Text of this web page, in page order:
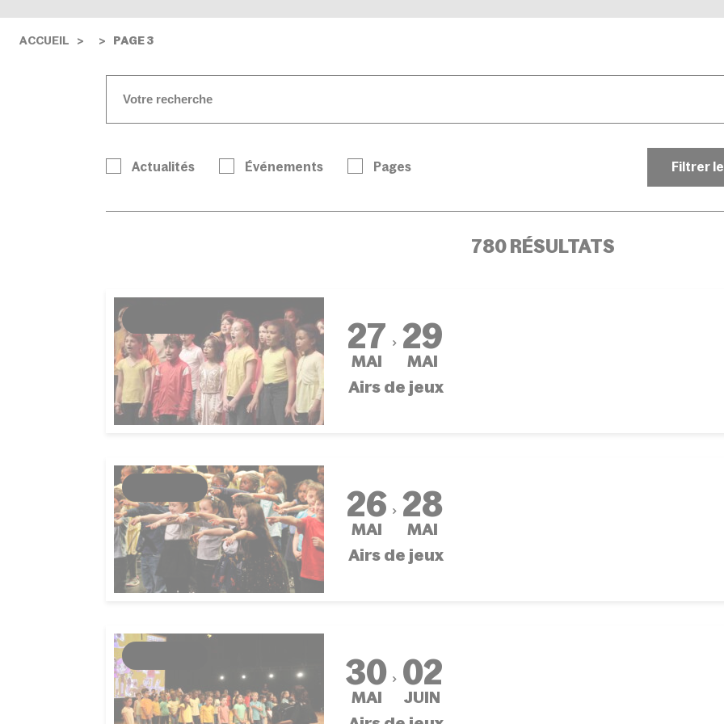
ACCUEIL PAGE 3
Actualités Événements Pages Filtrer
780 RÉSULTATS
27
MAI
29
MAI
Airs de jeux
26
MAI
28
MAI
Airs de jeux
30
MAI
02
JUIN